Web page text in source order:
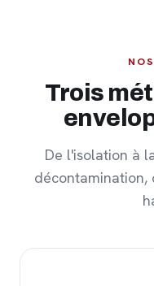
Trois
De l'isolation à
décontamination,